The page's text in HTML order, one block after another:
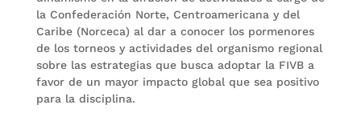
la Confederación Norte, Centroamericana y del
Caribe (Norceca) al dar a conocer los pormenores
de los torneos y actividades del organismo regional
sobre las estrategias que busca adoptar la FIVB a
favor de un mayor impacto global que sea positivo
para la disciplina.